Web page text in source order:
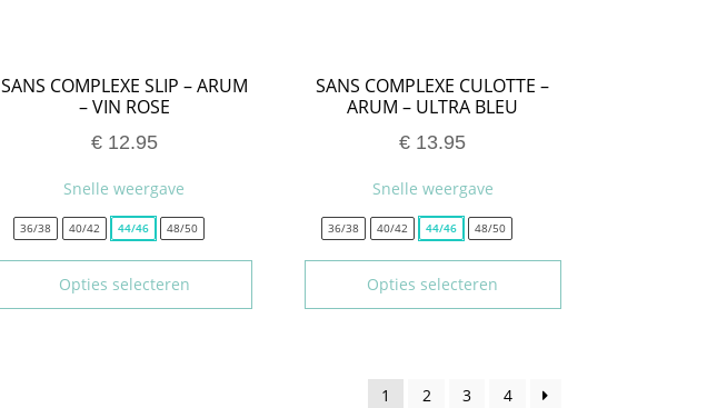
SANS COMPLEXE SLIP – ARUM
– VIN ROSE
€12.95
Opties selecteren
Snelle weergave
36/38 40/42 44/46 48/50
SANS COMPLEXE CULOTTE –
ARUM – ULTRA BLEU
€ 13.95
Opties selecteren
Snelle weergave
36/38 40/42 44/46 48/50
1 2 3 4